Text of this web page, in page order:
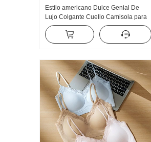
Estilo americano Dulce Genial De
Lujo Colgante Cuello Camisola para
mujer Verano Para uso exterior
Interior Partido Camiseta Interior
Chica atrevida tejido de punto Top sin